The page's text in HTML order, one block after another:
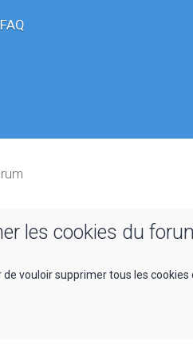
FAQ
les cookies du
de vouloir supprimer tous les cookies